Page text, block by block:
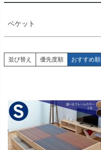
ベケット
並び替え 優先度順 おすすめ順